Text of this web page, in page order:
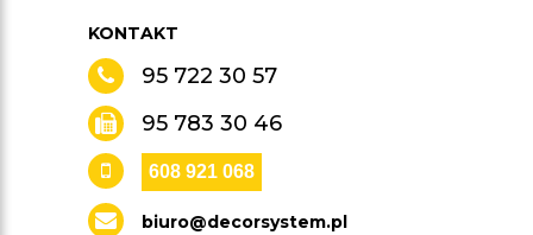
KONTAKT
95 722 30 57
95 783 30 46
608 921 068
biuro@decorsystem.pl